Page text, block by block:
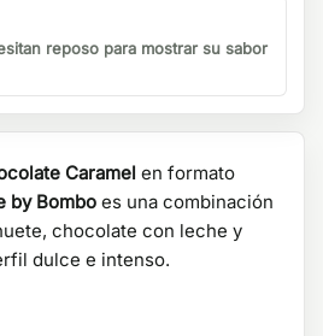
reposo para mostrar su sabor
Caramel en formato
by Bombo es una combinación
chocolate con leche y
dulce e intenso.